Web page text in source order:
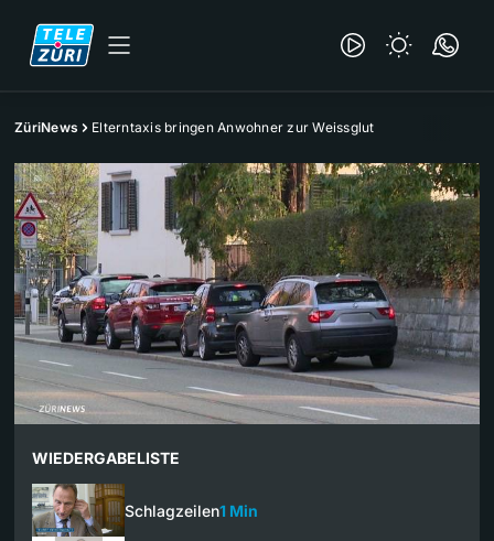
ZüriNews Elterntaxis bringen Anwohner zur Weissglut
WIEDERGABELISTE
Schlagzeilen1 Min